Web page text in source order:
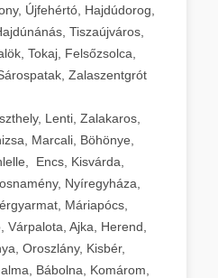
Újfehértó, Hajdúdorog,
Tiszaújváros,
Tokaj, Felsőzsolca,
Zalaszentgrót
Lenti, Zalakaros,
Marcali, Böhönye,
Encs, Kisvárda,
Nyíregyháza,
Máriapócs,
Várpalota, Ajka, Herend,
Oroszlány, Kisbér,
Bábolna, Komárom,